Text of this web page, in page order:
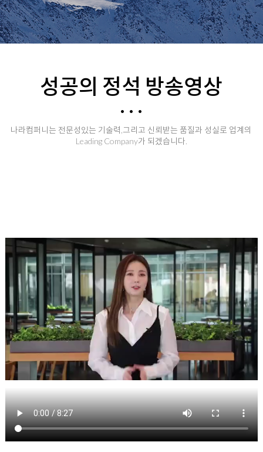
성공의 정석 방송영상
나라컴퍼니는 전문성있는 기술력,그리고 신뢰받는 품질과 성실로 업계의
Leading Company가 되겠습니다.